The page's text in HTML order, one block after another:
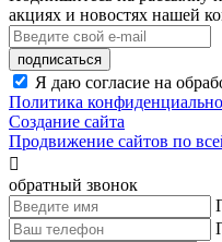
акциях и новостях нашей
подписаться
Я даю согласие на
Политика
Создание сайта
Продвижение сайтов по

обратный звонок